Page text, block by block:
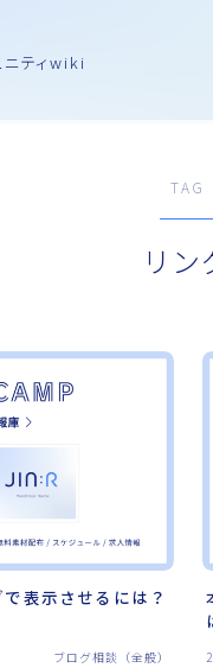
ニティwiki
TAG
リン
表示させるには？
ブログ相談（全般）